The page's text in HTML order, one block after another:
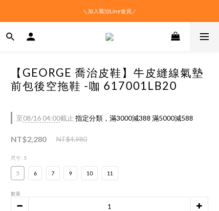
＼加入喬治Line會員／
【GEORGE 喬治皮鞋】牛皮縫線氣墊
前包後空拖鞋 -咖 617001LB20
至08/16 04:00截止 指定分類，滿3000減388 滿5000減588
NT$2,280 NT$4,980
尺寸 : 5
5 6 7 9 10 11
數量